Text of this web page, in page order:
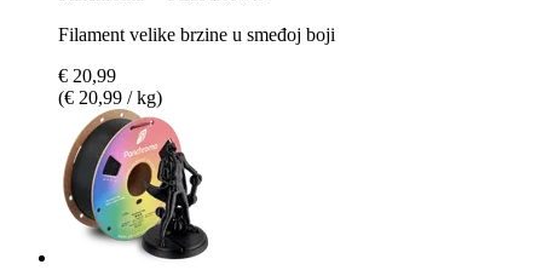
Filament velike brzine u smeđoj boji
€ 20,99
(€ 20,99 / kg)